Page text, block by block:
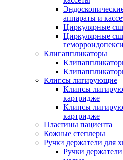
аппараты и
Циркулярные
Циркулярные
Клипаппликаторы
Клипсы лигирующие
Клипсы
картридже
Клипсы
картридже
Пластины пациента
Кожные степлеры
Ручки держатели для
Ручки